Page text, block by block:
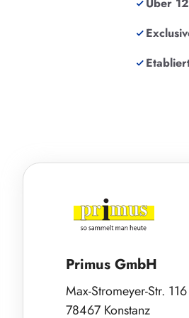
Über
Primus GmbH
Max-Stromeyer-Str. 116
78467 Konstanz